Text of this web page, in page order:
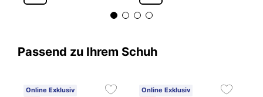
Passend zu Ihrem Schuh
Online Exklusiv
Online Exklusiv